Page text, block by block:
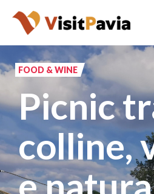
Salta
contenuto
principale
IT
FOOD & WINE
Picnic
colline,
e natura